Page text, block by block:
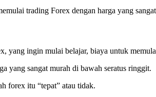
trading Forex dengan harga yang
yang ingin mulai belajar, biaya untuk
yang sangat murah di bawah seratus ringgit.
forex itu “tepat” atau tidak.